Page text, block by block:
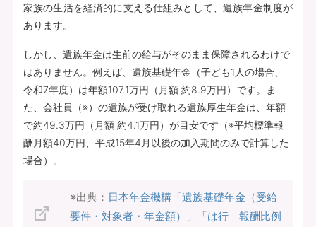
家族の生活を経済的に支える仕組みとして、遺族年金制度が
あります。
しかし、遺族年金は生前の給与がそのまま保障されるわけで
はありません。例えば、遺族基礎年金（子ども1人の場合、
令和7年度）は年額107.1万円（月額 約8.9万円）です。ま
た、会社員（※）の遺族が受け取れる遺族厚生年金は、年額
で約49.3万円（月額 約4.1万円）が目安です（※平均標準報
酬月額40万円、平成15年4月以後の加入期間のみで計算した
場合）。
※出典： 日本年金機構「遺族基礎年金（受給
要件・対象者・年金額）
」「は行 報酬比例